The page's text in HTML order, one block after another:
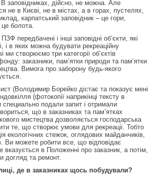
В заповідниках, дійсно, не можна. Але
не в Києві, не в містах, а в горах, пустелях,
карпатський заповідник – це гори,
болота.
передбачені і інші заповідні об’єкти, які
і в яких можна будувати рекреаційну
ми створюємо три категорії об’єктів
заказники, пам’ятки природи та пам’ятки
Вимога про заборону будь-якого
(Володимир Борейко дістає та показує мені
(фотокопії наприкінці тексту в
подали запит і отримали
що в заказниках та пам’ятках
мистецтва дозволяється господарська
те, що створює умови для рекреаціі. Тобто
екологічних стежок, оглядових майданчиків,
Ви можете робити все, що відповідає
вказується в Положенні про заказник, а потім,
догляд та ремонт.
де в заказниках щось побудували?